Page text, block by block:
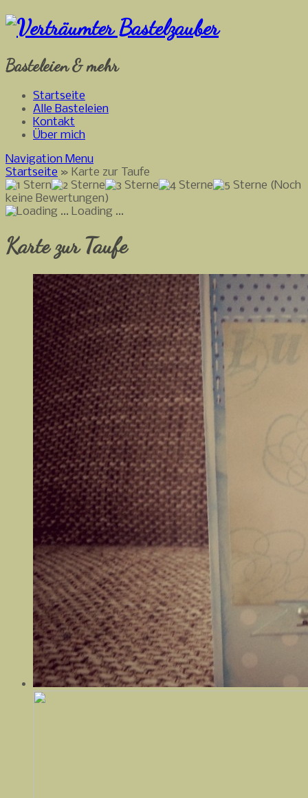
Basteleien & mehr
Startseite
Alle Basteleien
Kontakt
Über mich
Navigation Menu
Startseite » Karte zur Taufe
(Noch
keine Bewertungen)
Loading ...
Karte zur Taufe